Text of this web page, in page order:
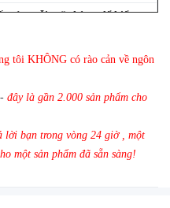
của mỗi mặt hàng để kiểm
cái để kiểm tra chất lượng
kho
tôi KHÔNG có rào cản về ngôn
đây là gần 2.000 sản phẩm cho
lời bạn trong vòng 24 giờ , một
một sản phẩm đã sẵn sàng!